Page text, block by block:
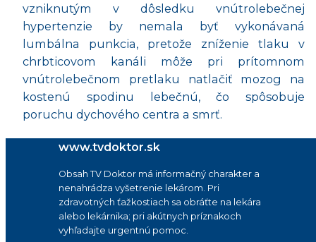
vzniknutým v dôsledku vnútrolebečnej
hypertenzie by nemala byť vykonávaná
lumbálna punkcia, pretože zníženie tlaku v
chrbticovom kanáli môže pri prítomnom
vnútrolebečnom pretlaku natlačiť mozog na
kostenú spodinu lebečnú, čo spôsobuje
poruchu dychového centra a smrť.
www.tvdoktor.sk
Obsah TV Doktor má informačný charakter a
nenahrádza vyšetrenie lekárom. Pri
zdravotných ťažkostiach sa obráťte na lekára
alebo lekárnika; pri akútnych príznakoch
vyhľadajte urgentnú pomoc.